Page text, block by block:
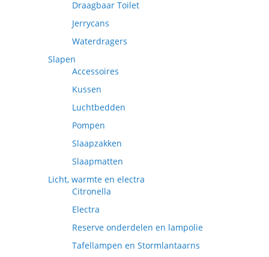
Draagbaar Toilet
Jerrycans
Waterdragers
Slapen
Accessoires
Kussen
Luchtbedden
Pompen
Slaapzakken
Slaapmatten
Licht, warmte en electra
Citronella
Electra
Reserve onderdelen en lampolie
Tafellampen en Stormlantaarns